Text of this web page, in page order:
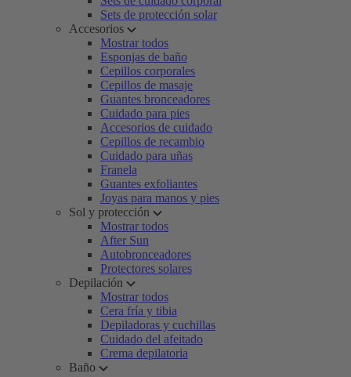
Sets de protección solar
Accesorios
Mostrar todos
Esponjas de baño
Cepillos corporales
Cepillos de masaje
Guantes bronceadores
Cuidado para pies
Accesorios de cuidado
Cepillos de recambio
Cuidado para uñas
Franela
Guantes exfoliantes
Joyas para manos y pies
Sol y protección
Mostrar todos
After Sun
Autobronceadores
Protectores solares
Depilación
Mostrar todos
Cera fría y tibia
Depiladoras y cuchillas
Cuidado del afeitado
Crema depilatoria
Baño